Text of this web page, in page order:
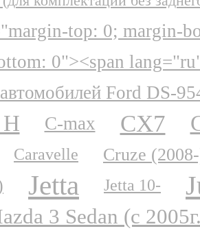
top: 0; margin-
0"><span
Ford DS-
C-max CX7
Caravelle
Cruze
Jetta Jetta 10-
3 Sedan (с